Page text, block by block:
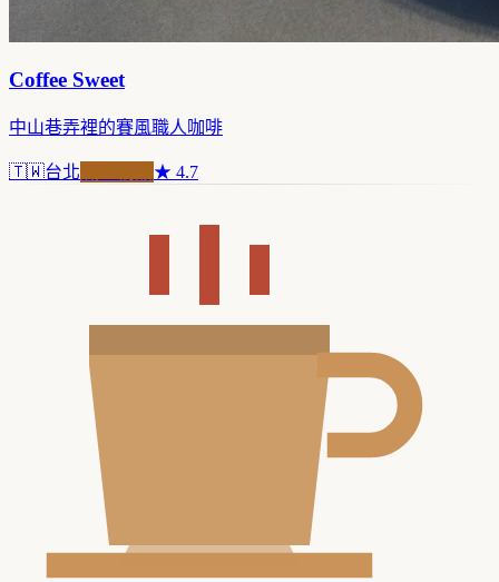
Coffee Sweet
中山巷弄裡的賽風職人咖啡
🇹🇼台北 ★ 4.7